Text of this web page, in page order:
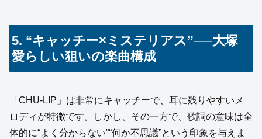
5. “キャッチー×ミステリアス”──大塚
愛らしい狙いの楽曲構成
「CHU-LIP」は非常にキャッチーで、耳に残りやすいメ
ロディが特徴です。しかし、その一方で、歌詞の意味は全
体的に“よく分からない”“何か不思議”という印象を与えま